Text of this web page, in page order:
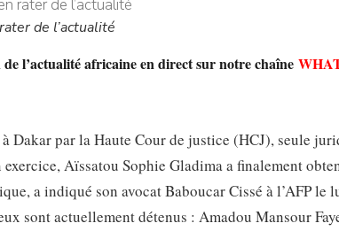
de l’actualité
l’actualité africaine en direct sur notre chaîne
Dakar par la Haute Cour de justice (HCJ), seule
Aïssatou Sophie Gladima a finalement
a indiqué son avocat Baboucar Cissé à l’AFP
sont actuellement détenus : Amadou Mansour